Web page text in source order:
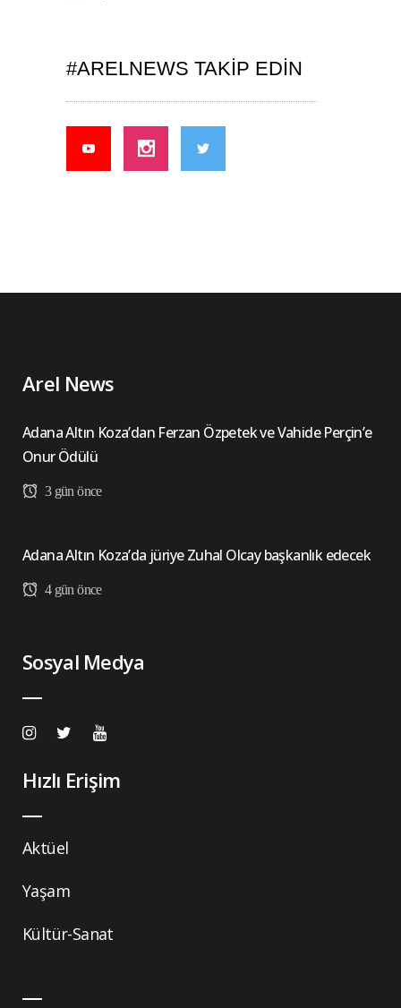
#ARELNEWS TAKIP EDIN
Arel News
Adana Altın Koza’dan Ferzan Özpetek ve Vahide Perçin’e
Onur Ödülü
3 gün önce
Adana Altın Koza’da jüriye Zuhal Olcay başkanlık edecek
4 gün önce
Sosyal Medya
Hızlı Erişim
Aktüel
Yaşam
Kültür-Sanat